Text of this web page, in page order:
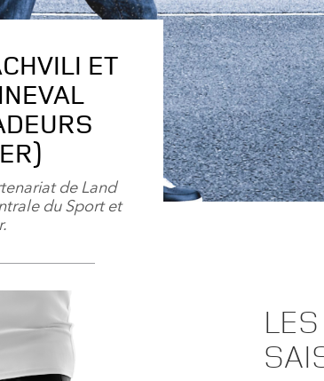
ET
de Land
du Sport et